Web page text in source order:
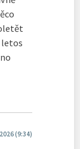
letos
(9:34)